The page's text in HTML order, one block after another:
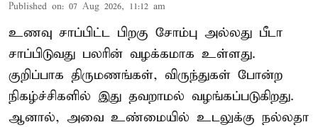
Published on: 07 Aug 2026, 11:12 am
உணவு சாப்பிட்ட பிறகு சோம்பு அல்லது பீடா
சாப்பிடுவது பலரின் வழக்கமாக உள்ளது.
குறிப்பாக திருமணங்கள், விருந்துகள் போன்ற
நிகழ்ச்சிகளில் இது தவறாமல் வழங்கப்படுகிறது.
ஆனால், அவை உண்மையில் உடலுக்கு நல்லதா